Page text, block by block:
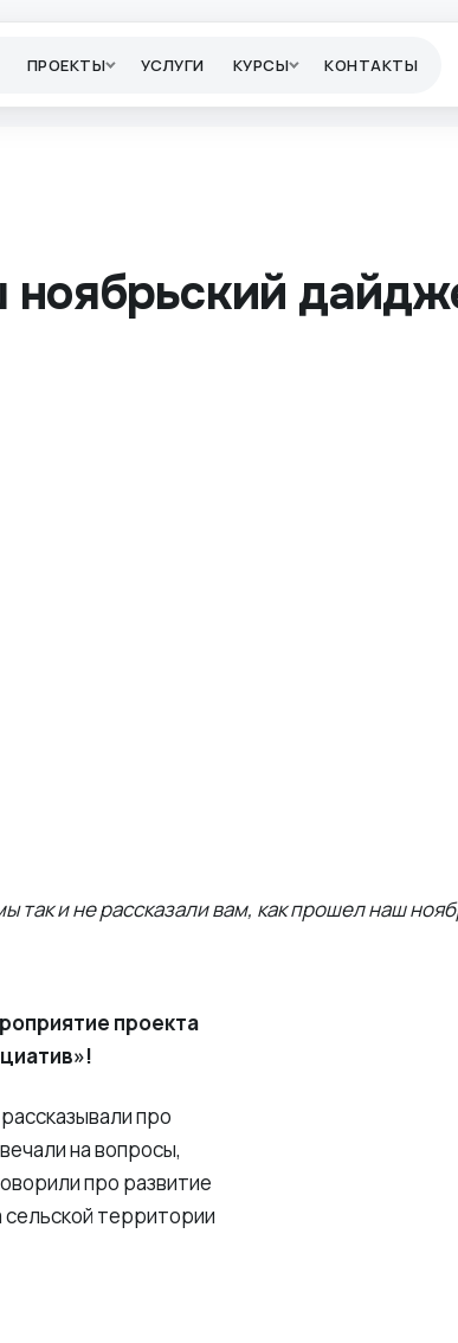
ПРОЕКТЫ УСЛУГИ КУРСЫ КОНТАКТЫ
так и не рассказали вам, как прошел наш
проекта
про
на вопросы,
про развитие
сельской территории